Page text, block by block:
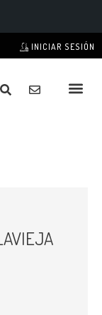
INICIAR SESIÓN